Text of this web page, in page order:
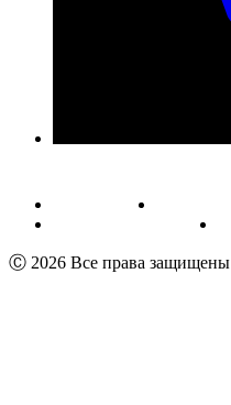
Публичная оферта
Пользовательское соглашение
Ⓒ 2026 Все права защищены